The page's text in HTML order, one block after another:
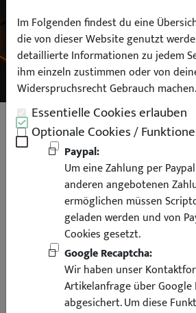
SUCHEN
Frontblinker für Opel
Fahrerseite Schwarz
10% Rabatt
Im Folgenden findest du eine
die von dieser Website genutzt
detaillierte Informationen zu jedem
ihm einzeln zustimmen oder von
Widerspruchsrecht Gebrauch machen.
Essentielle Cookies erlauben
Optionale Cookies /
Paypal:
Um eine Zahlung per
anderen angebotenen
ermöglichen müssen
geladen werden und von
Cookies gesetzt.
Google Recaptcha:
Wir haben unser
Artikelanfrage über Google
abgesichert. Um diese